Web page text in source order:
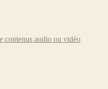
contenus audio ou vidéo